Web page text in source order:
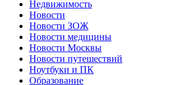
Недвижимость
Новости
Новости ЗОЖ
Новости медицины
Новости Москвы
Новости путешествий
Ноутбуки и ПК
Образование